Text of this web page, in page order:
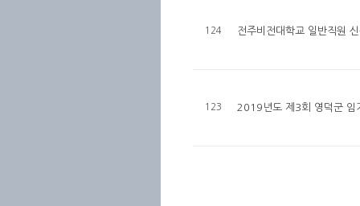
124 전주비전대학교 일반직원
123 2019년도 제3회 영덕군 임